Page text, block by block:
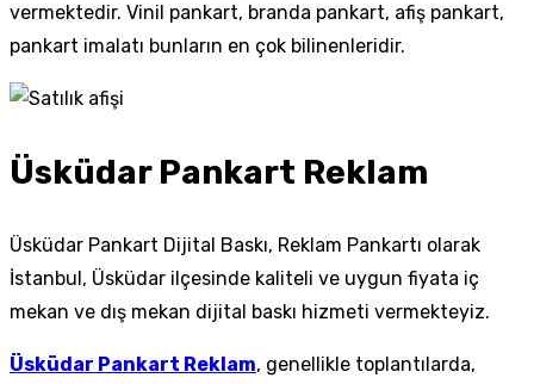
vermektedir. Vinil pankart, branda pankart, afiş pankart,
pankart imalatı bunların en çok bilinenleridir.
Üsküdar Pankart Reklam
Üsküdar Pankart Dijital Baskı, Reklam Pankartı olarak
İstanbul, Üsküdar ilçesinde kaliteli ve uygun fiyata iç
mekan ve dış mekan dijital baskı hizmeti vermekteyiz.
Üsküdar Pankart Reklam, genellikle toplantılarda,